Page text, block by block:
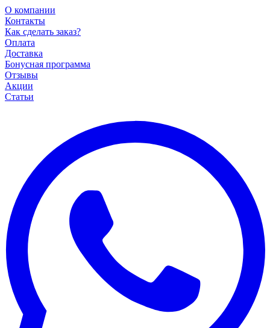
О компании
Контакты
Как сделать заказ?
Оплата
Доставка
Бонусная программа
Отзывы
Акции
Статьи